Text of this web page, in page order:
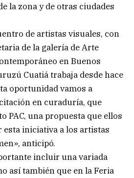
la zona y de otras ciudades
de artistas visuales, con
de la galería de Arte
en Buenos
Cuatiá trabaja desde hace
oportunidad vamos a
en curaduría, que
PAC, una propuesta que ellos
esta iniciativa a los artistas
anticipó.
incluir una variada
así también que en la Feria